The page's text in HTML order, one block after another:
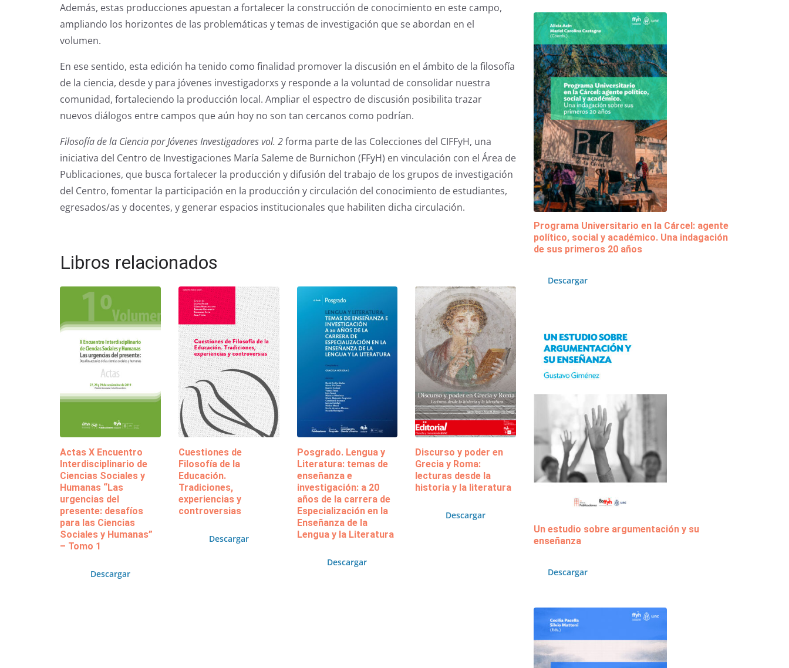
Además, estas producciones apuestan a fortalecer la construcción de conocimiento en este campo,
ampliando los horizontes de las problemáticas y temas de investigación que se abordan en el
volumen.
En ese sentido, esta edición ha tenido como finalidad promover la discusión en el ámbito de la filosofía
de la ciencia, desde y para jóvenes investigadorxs y responde a la voluntad de consolidar nuestra
comunidad, fortaleciendo la producción local. Ampliar el espectro de discusión posibilita trazar
nuevos diálogos entre campos que aún hoy no son tan cercanos como podrían.
Filosofía de la Ciencia por Jóvenes Investigadores vol. 2forma parte de las Colecciones del CIFFyH, una
iniciativa del Centro de Investigaciones María Saleme de Burnichon (FFyH) en vinculación con el Área de
Publicaciones, que busca fortalecer la producción y difusión del trabajo de los grupos de investigación
del Centro, fomentar la participación en la producción y circulación del conocimiento de estudiantes,
egresados/as y docentes, y generar espacios institucionales que habiliten dicha circulación.
Libros relacionados
Actas X Encuentro
Interdisciplinario de
Ciencias Sociales y
Humanas “Las
urgencias del
presente: desafíos
para las Ciencias
Sociales y Humanas”
– Tomo 1
Descargar
Cuestiones de
Filosofía de la
Educación.
Tradiciones,
experiencias y
controversias
Descargar
Posgrado. Lengua y
Literatura: temas de
enseñanza e
investigación: a 20
años de la carrera de
Especialización en la
Enseñanza de la
Lengua y la Literatura
Descargar
Discurso y poder en
Grecia y Roma:
lecturas desde la
historia y la literatura
Descargar
Programa Universitario en la Cárcel: agente
político, social y académico. Una indagación
de sus primeros 20 años
Descargar
Un estudio sobre argumentación y su
enseñanza
Descargar